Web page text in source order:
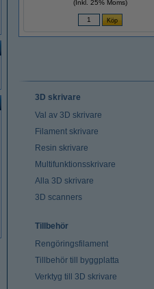
(Inkl. 25% Moms)
3D skrivare
Val av 3D skrivare
Filament skrivare
Resin skrivare
Multifunktionsskrivare
Alla 3D skrivare
3D scanners
Tillbehör
Rengöringsfilament
Tillbehör till byggplatta
Verktyg till 3D skrivare